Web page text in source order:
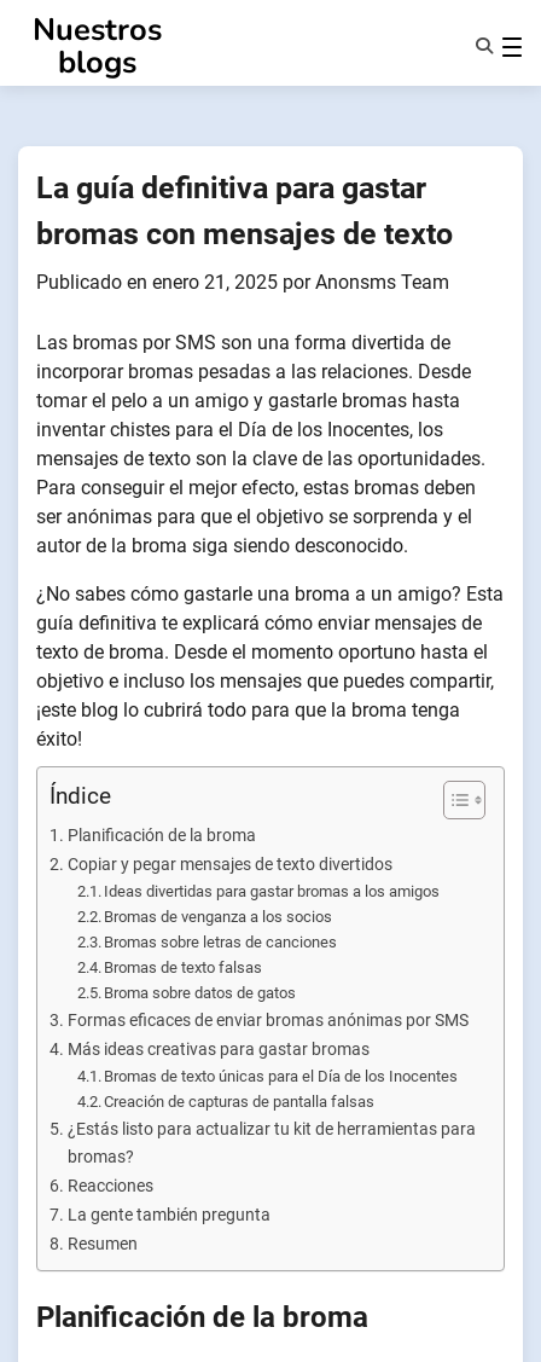
contenido
Nuestros
blogs
Quiénes Somos
La guía definitiva para gastar
bromas con mensajes de texto
Publicado en enero 21, 2025 porAnonsms Team
Las bromas por SMS son una forma divertida de
incorporar bromas pesadas a las relaciones. Desde
tomar el pelo a un amigo y gastarle bromas hasta
inventar chistes para el Día de los Inocentes, los
mensajes de texto son la clave de las oportunidades.
Para conseguir el mejor efecto, estas bromas deben
ser anónimas para que el objetivo se sorprenda y el
autor de la broma siga siendo desconocido.
¿No sabes cómo gastarle una broma a un amigo? Esta
guía definitiva te explicará cómo enviar mensajes de
texto de broma. Desde el momento oportuno hasta el
objetivo e incluso los mensajes que puedes compartir,
¡este blog lo cubrirá todo para que la broma tenga
éxito!
Índice
Planificación de la broma
Copiar y pegar mensajes de texto divertidos
Ideas divertidas para gastar bromas a los amigos
Bromas de venganza a los socios
Bromas sobre letras de canciones
Bromas de texto falsas
Broma sobre datos de gatos
Formas eficaces de enviar bromas anónimas por SMS
Más ideas creativas para gastar bromas
Bromas de texto únicas para el Día de los Inocentes
Creación de capturas de pantalla falsas
¿Estás listo para actualizar tu kit de herramientas para
bromas?
Reacciones
La gente también pregunta
Resumen
Planificación de la broma